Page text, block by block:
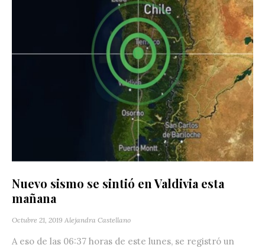
Nuevo sismo se sintió en Valdivia esta
mañana
Octubre 21, 2019 Alejandra Castellano
A eso de las 06:37 horas de este lunes, se registró un